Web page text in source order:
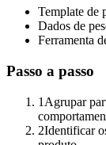
Template de
Dados de
Ferramenta
Passo a passo
1 Agrupar
2Identificar